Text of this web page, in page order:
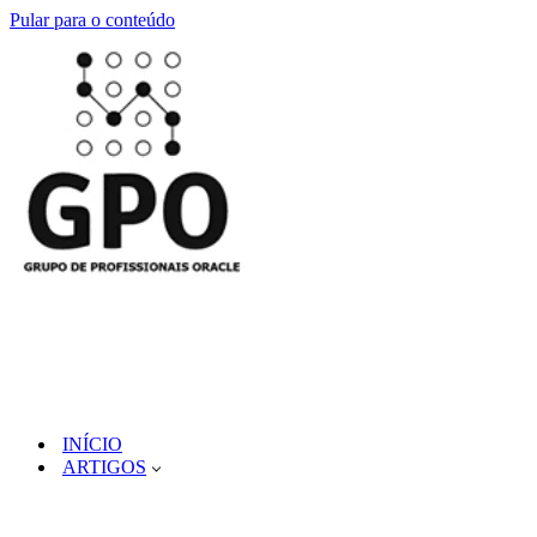
Pular para o conteúdo
INÍCIO
ARTIGOS